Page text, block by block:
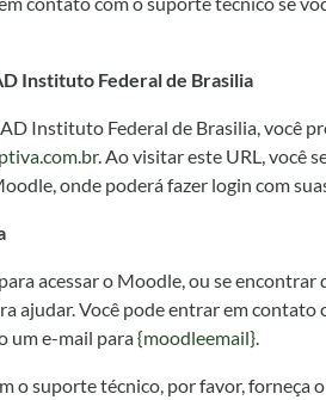
Instituto Federal de Brasilia
Instituto Federal de Brasilia, você
. Ao visitar este URL, você
onde poderá fazer login com
acessar o Moodle, ou se
ajudar. Você pode entrar em contato
um e-mail para{moodleemail}
o suporte técnico, por favor, forneça